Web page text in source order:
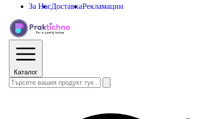
За НасДоставкаРекламации
Каталог